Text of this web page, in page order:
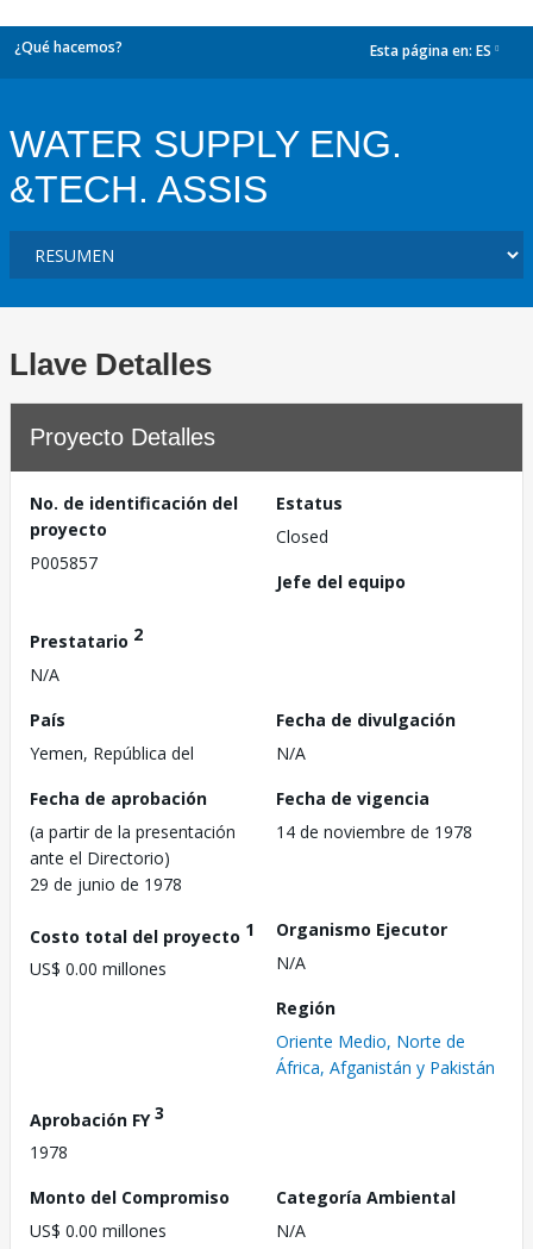
¿Qué hacemos? Esta página en: ES
WATER SUPPLY ENG.
&TECH. ASSIS
Llave Detalles
Proyecto Detalles
No. de identificación del
proyecto
P005857
Estatus
Closed
Jefe del equipo
Prestatario 2
N/A
País
Yemen, República del
Fecha de divulgación
N/A
Fecha de aprobación
(a partir de la presentación
ante el Directorio)
29 de junio de 1978
Fecha de vigencia
14 de noviembre de 1978
Costo total del proyecto 1
US$ 0.00 millones
Organismo Ejecutor
N/A
Región
Oriente Medio, Norte de
África, Afganistán y Pakistán
Aprobación FY3
1978
Monto del Compromiso
US$ 0.00 millones
Categoría Ambiental
N/A